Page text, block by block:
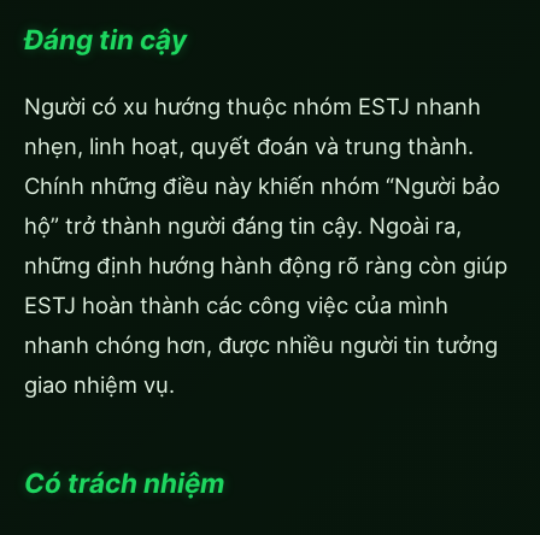
Đáng tin cậy
Người có xu hướng thuộc nhóm ESTJ nhanh
nhẹn, linh hoạt, quyết đoán và trung thành.
Chính những điều này khiến nhóm “Người bảo
hộ” trở thành người đáng tin cậy. Ngoài ra,
những định hướng hành động rõ ràng còn giúp
ESTJ hoàn thành các công việc của mình
nhanh chóng hơn, được nhiều người tin tưởng
giao nhiệm vụ.
Có trách nhiệm